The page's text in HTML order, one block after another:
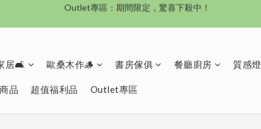
沙發新登場｜想躺就躺，頭等艙到商務艙一次擁有
沙發新登場｜想躺就躺，頭等艙到商務艙一次擁有
Outlet專區：期間限定，驚喜下殺中！
沙發新登場｜想躺就躺，頭等艙到商務艙一次擁有
居🛋️ 歐桑木作🪵 書房傢俱 餐廳廚房 質感
品 超值福利品 Outlet專區